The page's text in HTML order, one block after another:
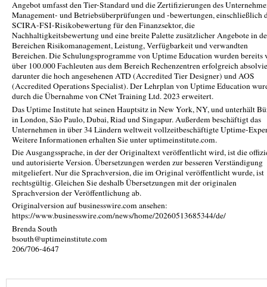
Angebot umfasst den Tier-Standard und die Zertifizierungen des
Management- und Betriebsüberprüfungen und -bewertungen, einschließlich
SCIRA-FSI-Risikobewertung für den Finanzsektor, die
Nachhaltigkeitsbewertung und eine breite Palette zusätzlicher Angebote in
Bereichen Risikomanagement, Leistung, Verfügbarkeit und verwandten
Bereichen. Die Schulungsprogramme von Uptime Education wurden bereits
über 100.000 Fachleuten aus dem Bereich Rechenzentren erfolgreich
darunter die hoch angesehenen ATD (Accredited Tier Designer) und AOS
(Accredited Operations Specialist). Der Lehrplan von Uptime Education
durch die Übernahme von CNet Training Ltd. 2023 erweitert.
Das Uptime Institute hat seinen Hauptsitz in New York, NY, und unterhält
in London, São Paulo, Dubai, Riad und Singapur. Außerdem beschäftigt das
Unternehmen in über 34 Ländern weltweit vollzeitbeschäftigte Uptime-
Weitere Informationen erhalten Sie unter uptimeinstitute.com.
Die Ausgangssprache, in der der Originaltext veröffentlicht wird, ist die
und autorisierte Version. Übersetzungen werden zur besseren Verständigung
mitgeliefert. Nur die Sprachversion, die im Original veröffentlicht wurde, ist
rechtsgültig. Gleichen Sie deshalb Übersetzungen mit der originalen
Sprachversion der Veröffentlichung ab.
Originalversion auf businesswire.com ansehen:
https://www.businesswire.com/news/home/20260513685344/de/
Brenda South
bsouth@uptimeinstitute.com
206/706-4647